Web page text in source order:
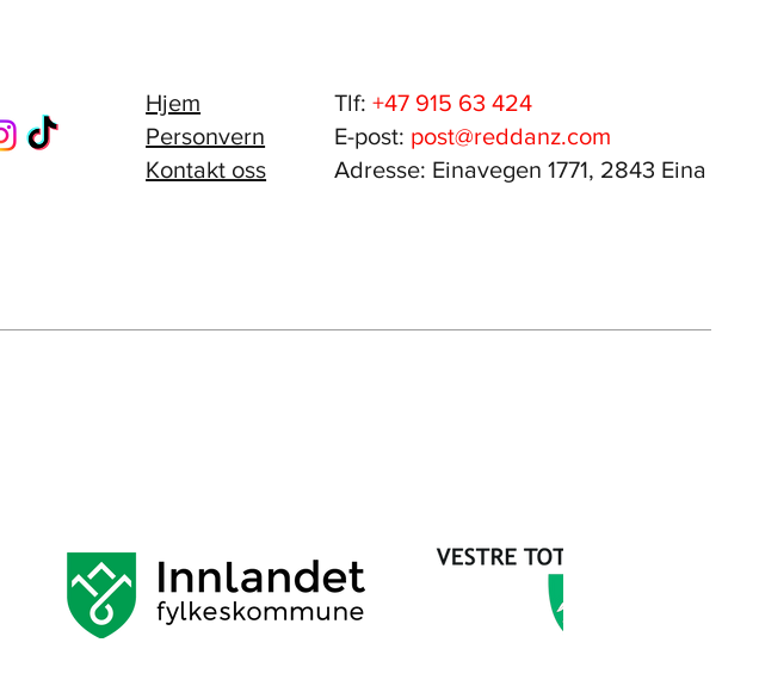
Hjem
Personvern
Kontakt oss
Tlf: +47 915 63 424
E-post: post@reddanz.com
Adresse: Einavegen 1771, 2843 Eina